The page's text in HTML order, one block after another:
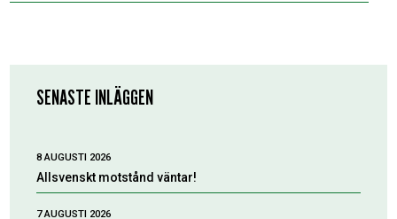
SENASTE INLÄGGEN
Allsvenskt motstånd väntar!
8 AUGUSTI 2026
7 AUGUSTI 2026